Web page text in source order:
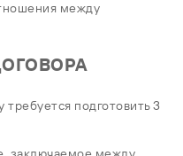
между
подготовить 3